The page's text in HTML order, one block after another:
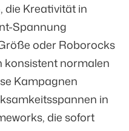
die Kreativität in
Spannung
oder Roborocks
konsistent normalen
Kampagnen
in
die sofort